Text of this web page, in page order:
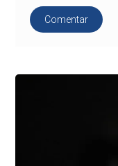
Comentar